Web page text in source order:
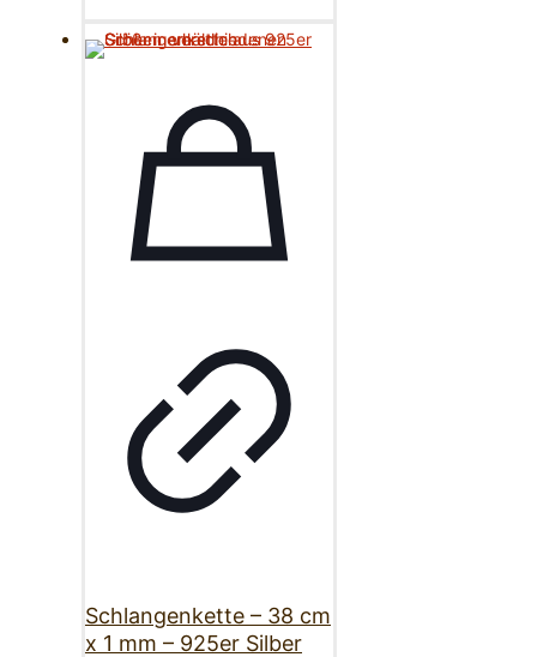
Schlangenkette – 38 cm
x 1 mm – 925er Silber